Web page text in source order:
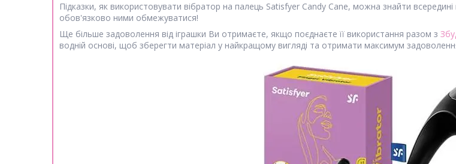
Підказки, як використовувати вібратор на палець Satisfyer Candy Cane, можна знайти
обов'язково ними обмежуватися!
Ще більше задоволення від іграшки Ви отримаєте, якщо поєднаєте її використання разом з
водній основі, щоб зберегти матеріал у найкращому вигляді та отримати максимум